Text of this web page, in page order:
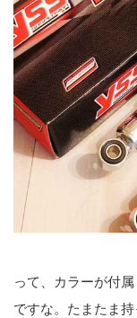
って、カラーが付
ですな。たまたま